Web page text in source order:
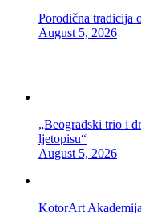
Porodična tradicija
August 5, 2026
„Beogradski trio i
ljetopisu“
August 5, 2026
KotorArt